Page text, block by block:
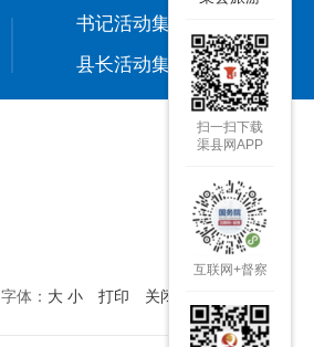
书记活动集
县长活动集
字体： 大 小 打印 关闭本页
扫一扫下载
渠县网APP
互联网+督察